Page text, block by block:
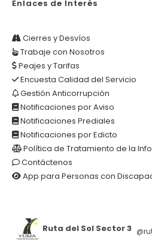
Enlaces de Interés
Cierres y Desvíos
Trabaje con Nosotros
Peajes y Tarifas
Encuesta Calidad del Servicio
Gestión Anticorrupción
Notificaciones por Aviso
Notificaciones Prediales
Notificaciones por Edicto
Política de Tratamiento de la
Contáctenos
App para Personas con
Ruta del Sol Sector 3